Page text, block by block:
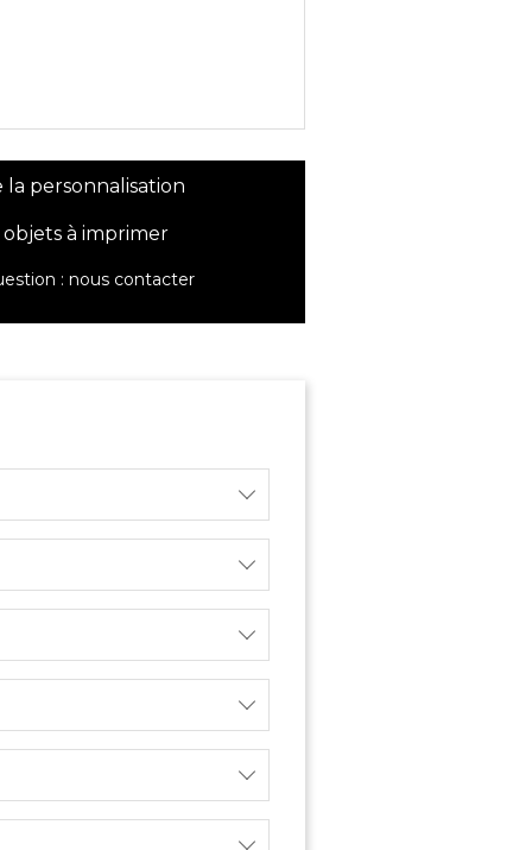
personnalisation
à imprimer
: nous contacter